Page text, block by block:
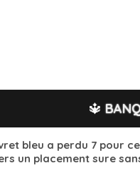
🔱
bleu a perdu 7 pour
un placement sure